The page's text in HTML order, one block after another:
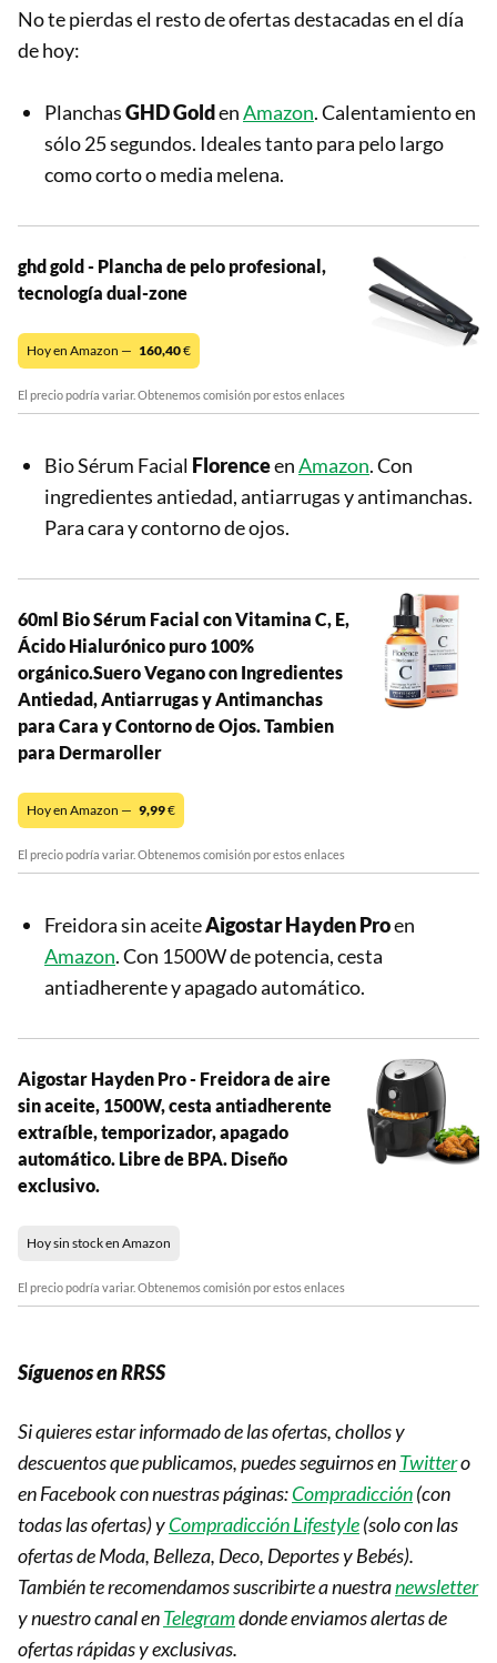
No te pierdas el resto de ofertas destacadas en el día
de hoy:
PlanchasGHD GoldenAmazon. Calentamiento en
sólo 25 segundos. Ideales tanto para pelo largo
como corto o media melena.
ghd gold - Plancha de pelo profesional,
tecnología dual-zone
Hoy en Amazon — 160,40€
El precio podría variar. Obtenemos comisión por estos enlaces
Bio Sérum Facial FlorenceenAmazon. Con
ingredientes antiedad, antiarrugas y antimanchas.
Para cara y contorno de ojos.
60ml Bio Sérum Facial con Vitamina C, E,
Ácido Hialurónico puro 100%
orgánico.Suero Vegano con Ingredientes
Antiedad, Antiarrugas y Antimanchas
para Cara y Contorno de Ojos. Tambien
para Dermaroller
Hoy en Amazon — 9,99€
El precio podría variar. Obtenemos comisión por estos enlaces
Freidora sin aceiteAigostar Hayden Proen
Amazon. Con 1500W de potencia, cesta
antiadherente y apagado automático.
Aigostar Hayden Pro - Freidora de aire
sin aceite, 1500W, cesta antiadherente
extraíble, temporizador, apagado
automático. Libre de BPA. Diseño
exclusivo.
Hoy sin stock en Amazon
El precio podría variar. Obtenemos comisión por estos enlaces
Síguenos en RRSS
Si quieres estar informado de las ofertas, chollos y
descuentos que publicamos, puedes seguirnos enTwittero
en Facebook con nuestras páginas:Compradicción(con
todas las ofertas) yCompradicción Lifestyle(solo con las
ofertas de Moda, Belleza, Deco, Deportes y Bebés).
También te recomendamos suscribirte a nuestranewsletter
y nuestro canal enTelegramdonde enviamos alertas de
ofertas rápidas y exclusivas.